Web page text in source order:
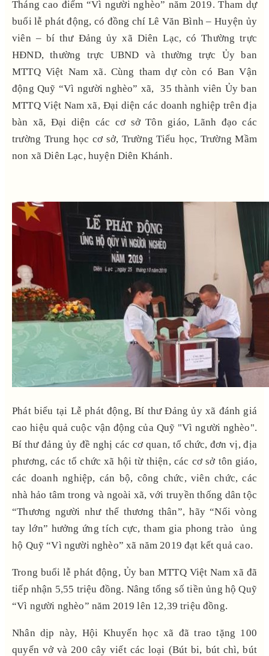
Tháng cao điểm “Vì người nghèo” năm 2019. Tham dự
buổi lễ phát động, có đồng chí Lê Văn Bình – Huyện ủy
viên – bí thư Đảng ủy xã Diên Lạc, có Thường trực
HĐND, thường trực UBND và thường trực Ủy ban
MTTQ Việt Nam xã. Cùng tham dự còn có Ban Vận
động Quỹ “Vì người nghèo” xã, 35 thành viên Ủy ban
MTTQ Việt Nam xã, Đại diện các doanh nghiệp trên địa
bàn xã, Đại diện các cơ sở Tôn giáo, Lãnh đạo các
trường Trung học cơ sở, Trường Tiểu học, Trường Mầm
non xã Diên Lạc, huyện Diên Khánh.
Phát biểu tại Lễ phát động, Bí thư Đảng ủy xã đánh giá
cao hiệu quả cuộc vận động của Quỹ "Vì người nghèo".
Bí thư đảng ủy đề nghị các cơ quan, tổ chức, đơn vị, địa
phương, các tổ chức xã hội từ thiện, các cơ sở tôn giáo,
các doanh nghiệp, cán bộ, công chức, viên chức, các
nhà hảo tâm trong và ngoài xã, với truyền thống dân tộc
“Thương người như thể thương thân”, hãy “Nối vòng
tay lớn” hưởng ứng tích cực, tham gia phong trào ủng
hộ Quỹ “Vì người nghèo” xã năm 2019 đạt kết quả cao.
Trong buổi lễ phát động, Ủy ban MTTQ Việt Nam xã đã
tiếp nhận 5,55 triệu đồng. Nâng tổng số tiền ủng hộ Quỹ
“Vì người nghèo” năm 2019 lên 12,39 triệu đồng.
Nhân dịp này, Hội Khuyến học xã đã trao tặng 100
quyển vở và 200 cây viết các loại (Bút bi, bút chì, bút